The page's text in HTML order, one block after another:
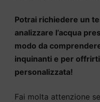
Potrai richiedere un
analizzare l’acqua
modo da
inquinanti e per
personalizzata!
Fai molta attenzione